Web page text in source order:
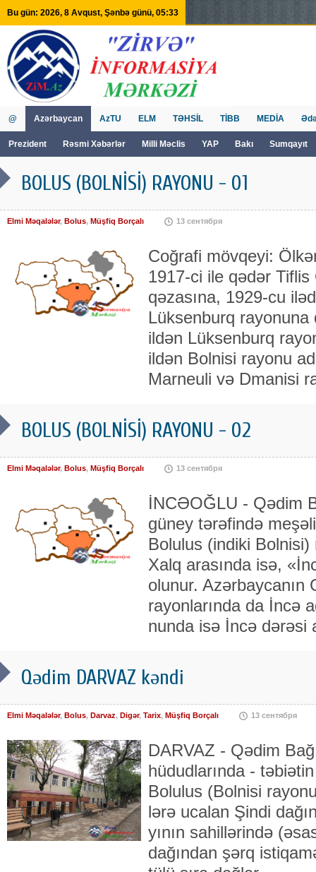
Bu gün: 2026, 8 Avqust, Şənbə günü, 05:33
@ Azərbaycan
Prezident Rəsmi Xəbərlər Milli Məclis YAP Bakı Sumqayıt
AzTU ELM TƏHSİL TİBB MEDİA
BOLUS (BOLNİSİ) RAYONU - 01
Elmi Məqalələr, Bolus, Müşfiq Borçalı 13 сентября
Coğrafi mövqeyi:
1917-ci ile qədər Tiflis
qəzasına, 1929-cu
Lüksenburq
ildən Lüksenburq
ildən Bolnisi rayonu
Marneuli və Dmanisi
BOLUS (BOLNİSİ) RAYONU - 02
Elmi Məqalələr, Bolus, Müşfiq Borçalı 13 сентября
İNCƏOĞLU - Qədim
güney tə­rəfin­də
Bolulus (indiki Bolnisi)
Xalq arasında isə,
olunur. Azər­bay­ca­nın
rayonlarında da İncə
nunda isə İncə dərəsi
Qədim DARVAZ kəndi
Elmi Məqalələr, Bolus, Darvaz, Digər, Tarix, Müşfiq Borçalı 13 сентября
DARVAZ - Qədim Bağ
hüdudlarında -
Bolulus (Bolnisi
lərə ucalan Şindi
yının sahil­lərində
dağın­dan şərq